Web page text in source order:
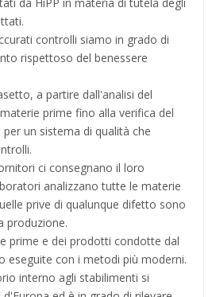
controlli siamo in grado di
rispettoso del benessere
a partire dall'analisi del
prime fino alla verifica del
un sistema di qualità che
ci consegnano il loro
analizzano tutte le materie
prive di qualunque difetto sono
produzione.
prime e dei prodotti condotte dal
eseguite con i metodi più moderni.
interno agli stabilimenti si